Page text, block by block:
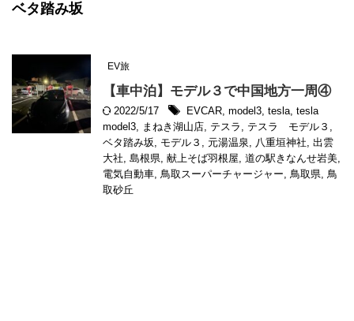
ベタ踏み坂
EV旅
【車中泊】モデル３で中国地方一周④
2022/5/17 EVCAR, model3, tesla, tesla
model3, まねき湖山店, テスラ , テスラ モデル３ ,
ベタ踏み坂, モデル３ , 元湯温泉, 八重垣神社, 出雲
大社, 島根県, 献上そば羽根屋, 道の駅きなんせ岩美,
電気自動車, 鳥取スーパーチャージャー, 鳥取県, 鳥
取砂丘